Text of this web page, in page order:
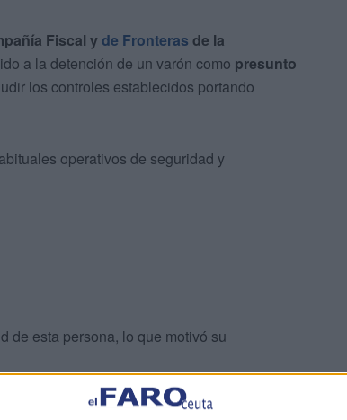
Fiscal y de Fronteras de la
a la detención de un varón como presunto
los controles establecidos portando
operativos de seguridad y
de esta persona, lo que motivó su
que el individuo ocultaba un total de